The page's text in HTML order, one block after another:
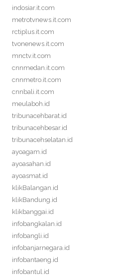
indosiar.it.com
metrotvnews.it.com
rctiplus.it.com
tvonenews.it.com
mnctv.it.com
cnnmedan.it.com
cnnmetro.it.com
cnnbali.it.com
meulaboh.id
tribunacehbarat.id
tribunacehbesar.id
tribunacehselatan.id
ayoagam.id
ayoasahan.id
ayoasmat.id
klikBalangan.id
klikBandung.id
klikbanggai.id
infobangkalan.id
infobangli.id
infobanjarnegara.id
infobantaeng.id
infobantul.id